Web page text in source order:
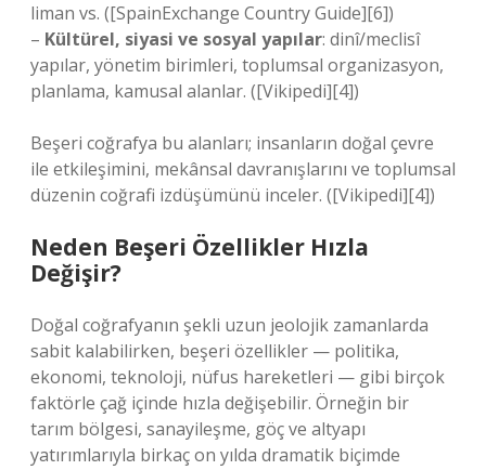
liman vs. ([SpainExchange Country Guide][6])
– Kültürel, siyasi ve sosyal yapılar: dinî/meclisî
yapılar, yönetim birimleri, toplumsal organizasyon,
planlama, kamusal alanlar. ([Vikipedi][4])
Beşeri coğrafya bu alanları; insanların doğal çevre
ile etkileşimini, mekânsal davranışlarını ve toplumsal
düzenin coğrafi izdüşümünü inceler. ([Vikipedi][4])
Neden Beşeri Özellikler Hızla
Değişir?
Doğal coğrafyanın şekli uzun jeolojik zamanlarda
sabit kalabilirken, beşeri özellikler — politika,
ekonomi, teknoloji, nüfus hareketleri — gibi birçok
faktörle çağ içinde hızla değişebilir. Örneğin bir
tarım bölgesi, sanayileşme, göç ve altyapı
yatırımlarıyla birkaç on yılda dramatik biçimde